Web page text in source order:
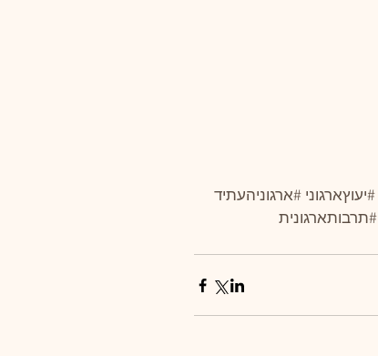
#יעוץארגוני #ארגוניהעתיד
#תרבותארגונית